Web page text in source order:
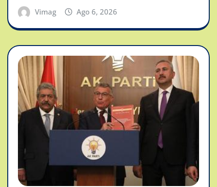
Vimag Ago 6, 2026